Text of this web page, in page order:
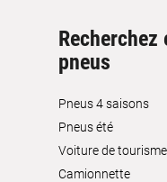
Recherchez
pneus
Pneus 4 saisons
Pneus été
Voiture de tourisme
Camionnette